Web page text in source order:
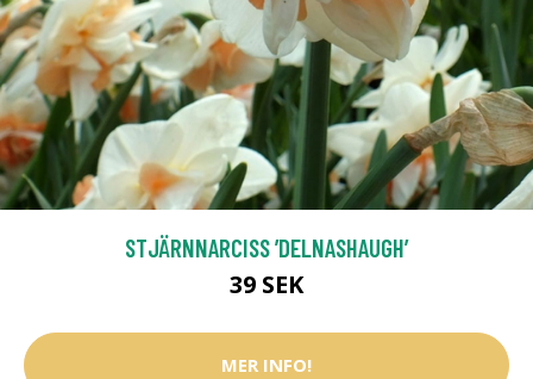
STJÄRNNARCISS ’DELNASHAUGH’
39 SEK
MER INFO!